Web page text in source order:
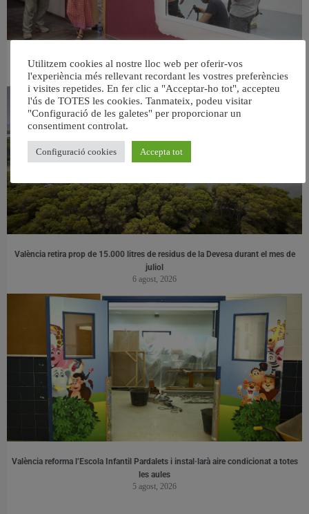
València ultima el nou centre per a persones majors del barri de Sant Antoni
6 agost, 2026
València retira prop de 15.000 litres de residus de la Devesa durant el mes de
juliol
6 agost, 2026
València reforma l’Escola Infantil Pardalets i instal·larà aire condicionat a totes
les aules
5 agost, 2026
Utilitzem cookies al nostre lloc web per oferir-vos
l'experiència més rellevant recordant les vostres preferències
i visites repetides. En fer clic a "Acceptar-ho tot", accepteu
l'ús de TOTES les cookies. Tanmateix, podeu visitar
"Configuració de les galetes" per proporcionar un
consentiment controlat.
Configuració cookies Accepta tot